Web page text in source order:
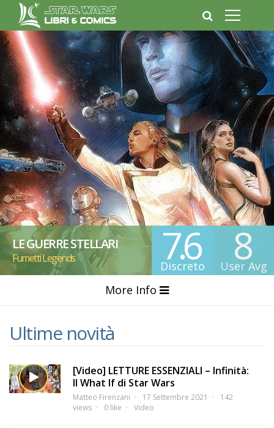
LE GUERRE STELLARI
Fumetti Legends 7.6
Discreto 8
User Avg
More Info
Ultime novità
[Video] LETTURE ESSENZIALI – Infinità:
Il What If di Star Wars
Matteo Firenzani 17 Settembre 2021
142
views
0 like Video